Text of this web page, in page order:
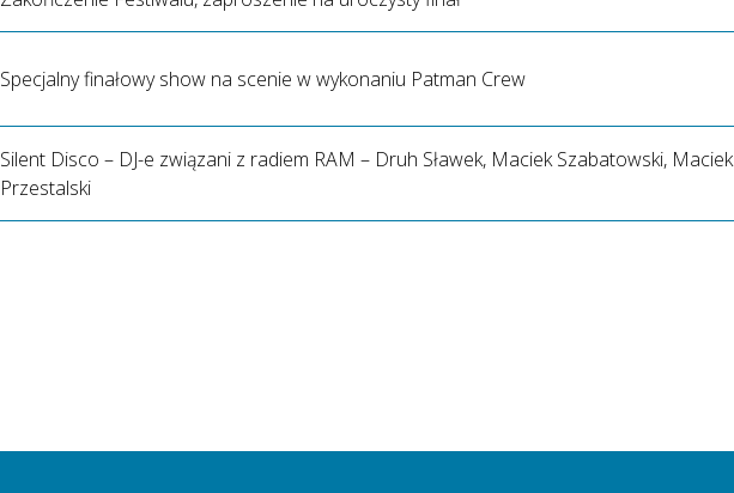
Specjalny finałowy show na scenie w wykonaniu Patman Crew
Silent Disco – DJ-e związani z radiem RAM – Druh Sławek, Maciek Szabatowski, Maciek
Przestalski